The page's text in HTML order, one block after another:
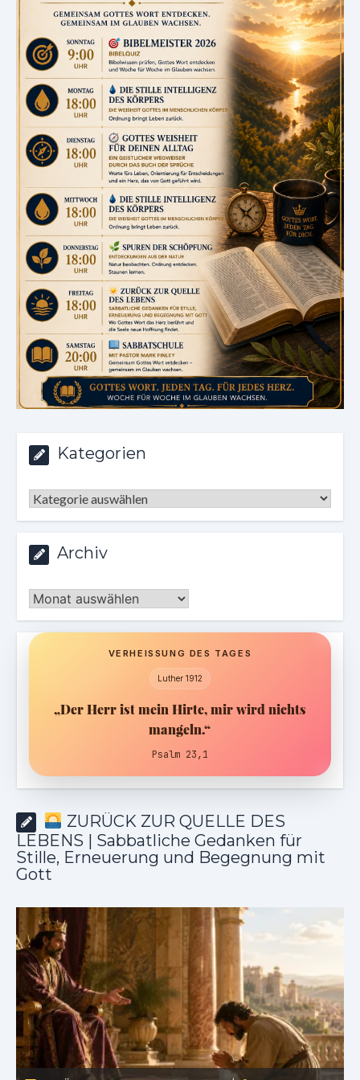
Kategorien
Kategorien
Archiv
Archiv
VERHEISSUNG DES TAGES
Luther 1912
„Der Herr ist mein Hirte, mir wird nichts
mangeln.“
Psalm 23,1
ZURÜCK ZUR QUELLE DES
LEBENS | Sabbatliche Gedanken für
Stille, Erneuerung und Begegnung mit
Gott